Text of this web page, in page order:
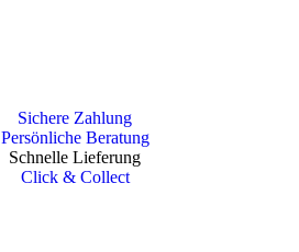
Sichere Zahlung
Persönliche Beratung
Schnelle Lieferung
Click & Collect